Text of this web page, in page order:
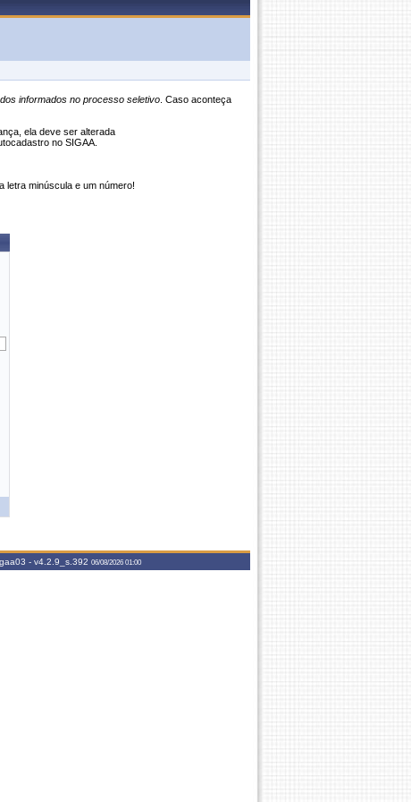
informados no processo seletivo . Caso aconteça
ela deve ser alterada
no SIGAA.
minúscula e um número!
- v4.2.9_s.392 06/08/2026 01:00